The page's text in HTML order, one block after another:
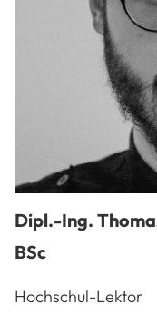
Dipl.-Ing.
BSc
Hochschul-Lektor